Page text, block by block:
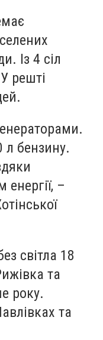
Із 4 сіл
решті
л бензину.
–
світла 18
та
року.
та